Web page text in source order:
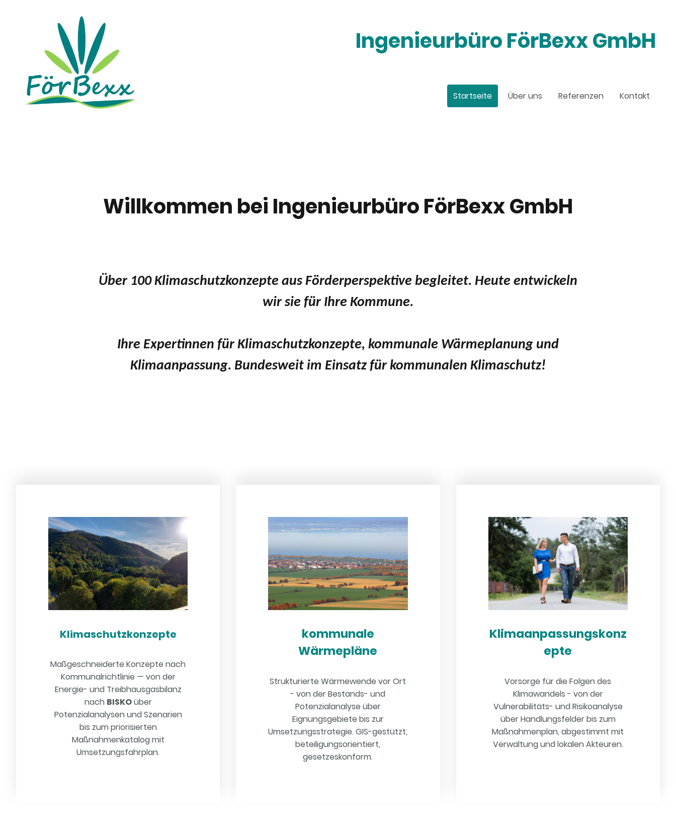
Ingenieurbüro FörBexx GmbH
Startseite Über uns Referenzen Kontakt
Über 100 Klimaschutzkonzepte aus Förderperspektive begleitet. Heute entwickeln
wir sie für Ihre Kommune.
Ihre Expertinnen für Klimaschutzkonzepte, kommunale Wärmeplanung und
Klimaanpassung. Bundesweit im Einsatz für kommunalen Klimaschutz!
Willkommen bei Ingenieurbüro FörBexx GmbH
Klimaschutzkonzepte
Maßgeschneiderte Konzepte nach
Kommunalrichtlinie — von der
Energie- und Treibhausgasbilanz
nach BISKOüber
Potenzialanalysen und Szenarien
bis zum priorisierten
Maßnahmenkatalog mit
Umsetzungsfahrplan.
kommunale
Wärmepläne
Strukturierte Wärmewende vor Ort
- von der Bestands- und
Potenzialanalyse über
Eignungsgebiete bis zur
Umsetzungsstrategie. GIS-gestützt,
beteiligungsorientiert,
gesetzeskonform.
Klimaanpassungskonz
epte
Vorsorge für die Folgen des
Klimawandels - von der
Vulnerabilitäts- und Risikoanalyse
über Handlungsfelder bis zum
Maßnahmenplan, abgestimmt mit
Verwaltung und lokalen Akteuren.